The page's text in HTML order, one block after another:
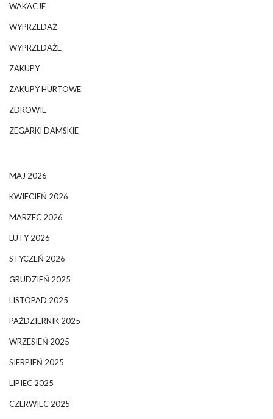
WAKACJE
WYPRZEDAŻ
WYPRZEDAŻE
ZAKUPY
ZAKUPY HURTOWE
ZDROWIE
ZEGARKI DAMSKIE
MAJ 2026
KWIECIEŃ 2026
MARZEC 2026
LUTY 2026
STYCZEŃ 2026
GRUDZIEŃ 2025
LISTOPAD 2025
PAŹDZIERNIK 2025
WRZESIEŃ 2025
SIERPIEŃ 2025
LIPIEC 2025
CZERWIEC 2025